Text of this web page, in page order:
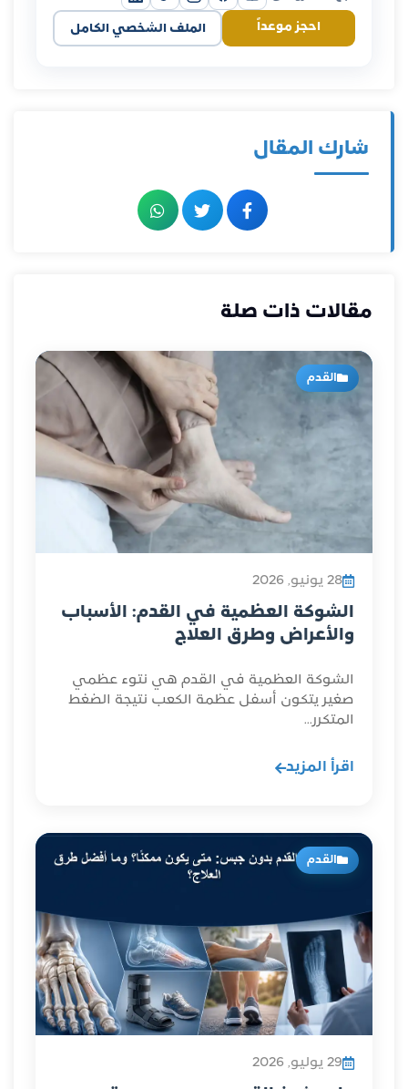
احجز موعداً الملف الشخصي الكامل
شارك المقال
مقالات ذات صلة
القدم
28 يونيو, 2026
الشوكة العظمية في القدم: الأسباب
والأعراض وطرق العلاج
الشوكة العظمية في القدم هي نتوء عظمي
صغير يتكون أسفل عظمة الكعب نتيجة الضغط
المتكرر...
اقرأ المزيد
القدم
29 يوليو, 2026